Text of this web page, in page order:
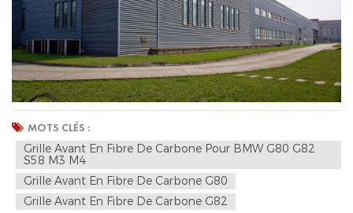
MOTS CLÉS :
Grille Avant En Fibre De Carbone Pour BMW G80 G82
S58 M3 M4
Grille Avant En Fibre De Carbone G80
Grille Avant En Fibre De Carbone G82